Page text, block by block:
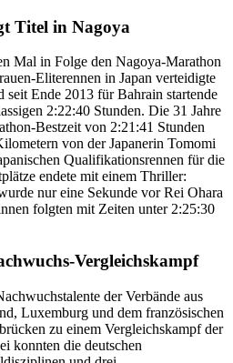
Titel in Nagoya
Mal in Folge den Nagoya-Marathon
Eliterennen in Japan verteidigte
seit Ende 2013 für Bahrain startende
2:22:40 Stunden. Die 31 Jahre
Bestzeit von 2:21:41 Stunden
von der Japanerin Tomomi
Qualifikationsrennen für die
endete mit einem Thriller:
nur eine Sekunde vor Rei Ohara
folgten mit Zeiten unter 2:25:30
Vergleichskampf
der Verbände aus
Luxemburg und dem französischen
zu einem Vergleichskampf der
konnten die deutschen